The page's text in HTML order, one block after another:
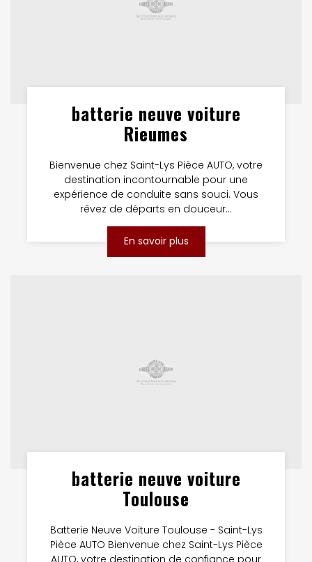
batterie neuve voiture
Rieumes
Bienvenue chez Saint-Lys Pièce AUTO, votre
destination incontournable pour une
expérience de conduite sans souci. Vous
rêvez de départs en douceur...
En savoir plus
batterie neuve voiture
Toulouse
Batterie Neuve Voiture Toulouse - Saint-Lys
Pièce AUTO Bienvenue chez Saint-Lys Pièce